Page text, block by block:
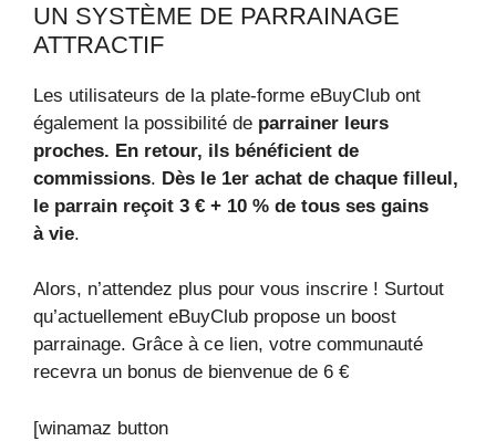
UN SYSTÈME DE PARRAINAGE
ATTRACTIF
Les utilisateurs de la plate-forme eBuyClub ont
également la possibilité de parrainer leurs
proches. En retour, ils bénéficient de
commissions. Dès le 1er achat de chaque filleul,
le parrain reçoit 3 € + 10 % de tous ses gains
à vie.
Alors, n’attendez plus pour vous inscrire ! Surtout
qu’actuellement eBuyClub propose un boost
parrainage. Grâce à ce lien, votre communauté
recevra un bonus de bienvenue de 6 €
[winamaz button